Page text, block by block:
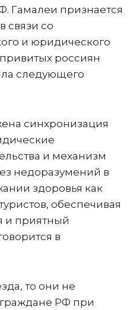
Гамалеи признается
связи со
и юридического
россиян
следующего
синхронизация
и механизм
недоразумений в
здоровья как
обеспечивая
и приятный
в
то они не
РФ при